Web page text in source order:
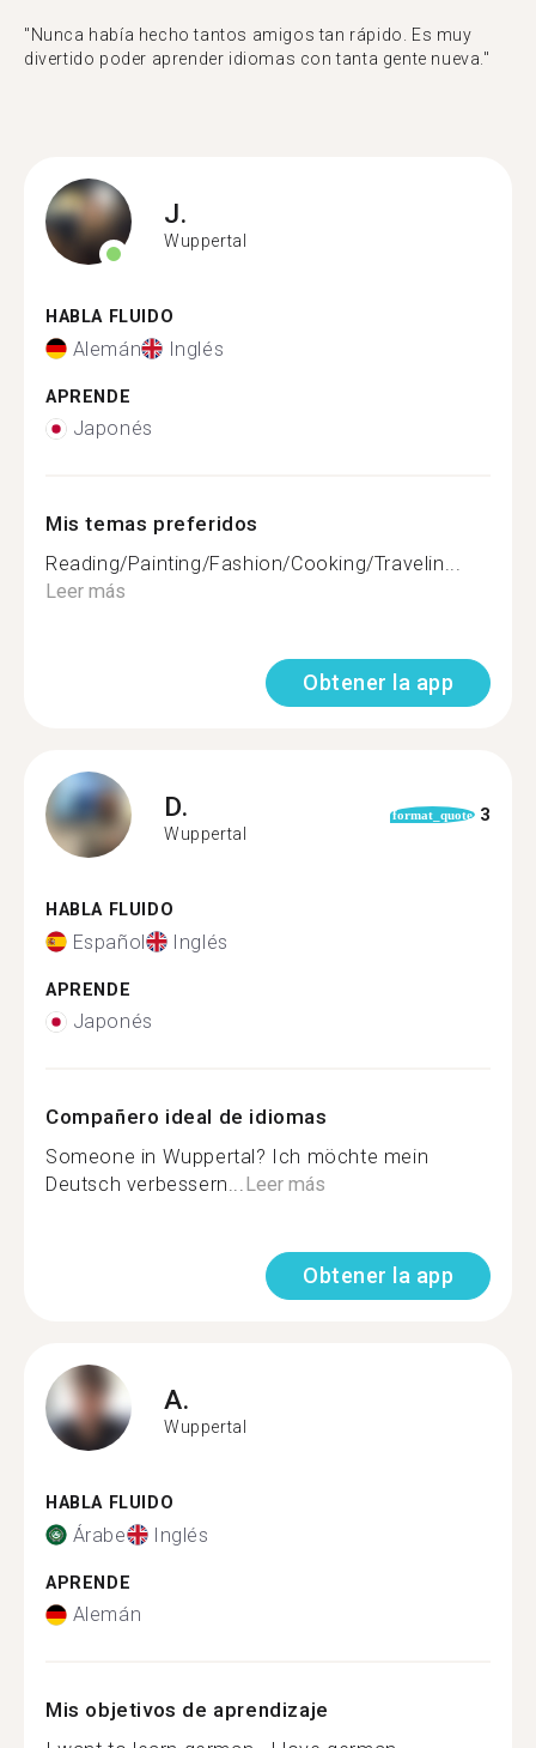
"Nunca había hecho tantos amigos tan rápido. Es muy
divertido poder aprender idiomas con tanta gente nueva."
J.
Wuppertal
HABLA FLUIDO
Alemán Inglés
APRENDE
Japonés
Mis temas preferidos
Reading/Painting/Fashion/Cooking/Travelin...
Leer más
Obtener la app
D.
Wuppertal
format_quote 3
HABLA FLUIDO
Español Inglés
APRENDE
Japonés
Compañero ideal de idiomas
Someone in Wuppertal? Ich möchte mein
Deutsch verbessern...Leer más
Obtener la app
A.
Wuppertal
HABLA FLUIDO
Árabe Inglés
APRENDE
Alemán
Mis objetivos de aprendizaje